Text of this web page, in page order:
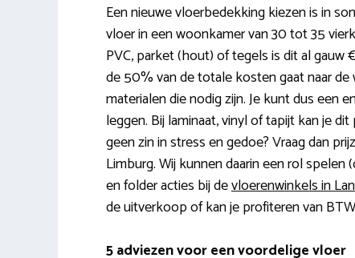
Een nieuwe vloerbedekking kiezen is in
vloer in een woonkamer van 30 tot 35
PVC, parket (hout) of tegels is dit al gauw
de 50% van de totale kosten gaat naar
materialen die nodig zijn. Je kunt dus een
leggen. Bij laminaat, vinyl of tapijt kan je
geen zin in stress en gedoe? Vraag dan
Limburg. Wij kunnen daarin een rol
en folder acties bij devloerenwinkels in
de uitverkoop of kan je profiteren van
5 adviezen voor een voordelige vloer